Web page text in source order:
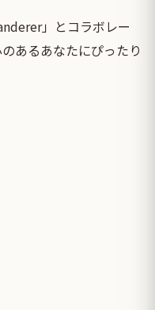
」とコラボレー
あるあなたにぴったり